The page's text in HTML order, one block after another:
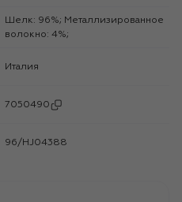
Шелк: 96%; Металлизированное
волокно: 4%;
Италия
7050490
96/HJ04388